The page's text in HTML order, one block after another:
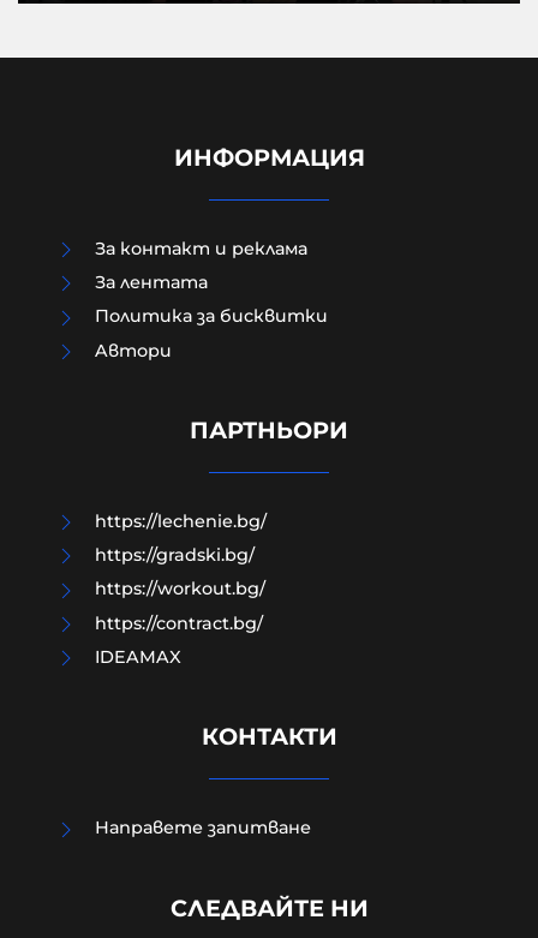
прости стъпки?
украинската посланичка заради
ИНФОРМАЦИЯ
За контакт и реклама
За лентата
Политика за бисквитки
Aвтори
ПАРТНЬОРИ
https://lechenie.bg/
https://gradski.bg/
https://workout.bg/
https://contract.bg/
IDEAMAX
КОНТАКТИ
Направете запитване
СЛЕДВАЙТЕ НИ